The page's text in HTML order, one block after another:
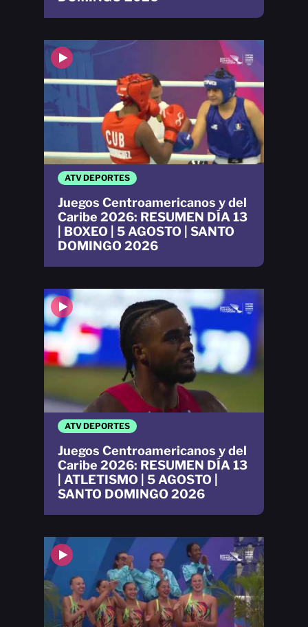
ATV DEPORTES
Juegos Centroamericanos y del
Caribe 2026: RESUMEN DÍA 13
| ATLETISMO | 5 AGOSTO |
SANTO DOMINGO 2026
ATV DEPORTES
Juegos Centroamericanos y del
Caribe 2026: RESUMEN DÍA 13
| BOXEO | 5 AGOSTO | SANTO
DOMINGO 2026